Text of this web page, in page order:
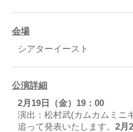
会場
シアターイースト
公演詳細
2月19日（金）19：00
演出：松村武(カムカムミニ
追って発表いたします。 2月